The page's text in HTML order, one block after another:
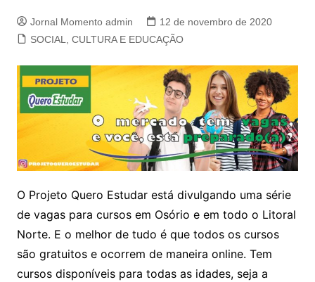
Jornal Momento admin
12 de novembro de 2020
SOCIAL, CULTURA E EDUCAÇÃO
O Projeto Quero Estudar está divulgando uma série
de vagas para cursos em Osório e em todo o Litoral
Norte. E o melhor de tudo é que todos os cursos
são gratuitos e ocorrem de maneira online. Tem
cursos disponíveis para todas as idades, seja a